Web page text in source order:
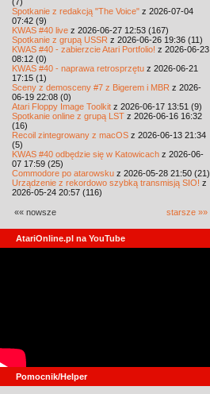
Spotkanie z redakcją "The Voice" z 2026-07-04
07:42 (9)
KWAS #40 live z 2026-06-27 12:53 (167)
Spotkanie z grupą USSR z 2026-06-26 19:36 (11)
KWAS #40 - zabierzcie Atari Portfolio! z 2026-06-23
08:12 (0)
KWAS #40 - naprawa retrosprzętu z 2026-06-21
17:15 (1)
Sceny z demosceny #7 z Bigerem i MBR z 2026-
06-19 22:08 (0)
Atari Floppy Image Toolkit z 2026-06-17 13:51 (9)
Spotkanie online z grupą LST z 2026-06-16 16:32
(16)
Recoil zintegrowany z macOS z 2026-06-13 21:34
(5)
KWAS #40 odbędzie się w Katowicach z 2026-06-
07 17:59 (25)
Commodore po atarowsku z 2026-05-28 21:50 (21)
Urządzenie z rekordowo szybką transmisją SIO! z
2026-05-24 20:57 (116)
«« nowsze starsze »»
AtariOnline.pl na YouTube
Pomocnik/Helper